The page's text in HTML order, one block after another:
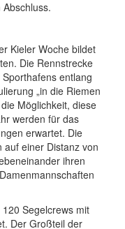
Kieler Woche bildet
Die Rennstrecke
entlang
„in die Riemen
Möglichkeit, diese
werden für das
erwartet. Die
auf einer Distanz von
ihren
Segelcrews mit
Der Großteil der